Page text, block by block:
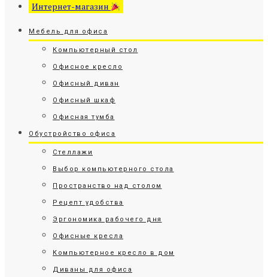
Интернет-магазин
Мебель для офиса
Компьютерный стол
Офисное кресло
Офисный диван
Офисный шкаф
Офисная тумба
Обустройство офиса
Стеллажи
Выбор компьютерного стола
Пространство над столом
Рецепт удобства
Эргономика рабочего дня
Офисные кресла
Компьютерное кресло в дом
Диваны для офиса